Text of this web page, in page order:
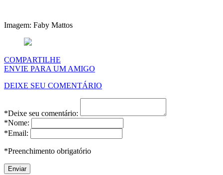
Imagem: Faby Mattos
COMPARTILHE
ENVIE PARA UM AMIGO
DEIXE SEU COMENTÁRIO
*Deixe seu comentário:
*Nome:
*Email:
*Preenchimento obrigatório